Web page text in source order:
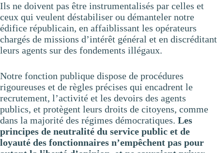
Ils ne doivent pas être instrumentalisés par celles et
ceux qui veulent déstabiliser ou démanteler notre
édifice républicain, en affaiblissant les opérateurs
chargés de missions d’intérêt général et en discréditant
leurs agents sur des fondements illégaux.
Notre fonction publique dispose de procédures
rigoureuses et de règles précises qui encadrent le
recrutement, l’activité et les devoirs des agents
publics, et protègent leurs droits de citoyens, comme
dans la majorité des régimes démocratiques. Les
principes de neutralité du service public et de
loyauté des fonctionnaires n’empêchent pas pour